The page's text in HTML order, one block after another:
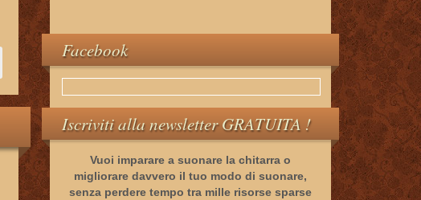
Facebook
Iscriviti alla newsletter GRATUITA !
Vuoi imparare a suonare la chitarra o
migliorare davvero il tuo modo di suonare,
senza perdere tempo tra mille risorse sparse